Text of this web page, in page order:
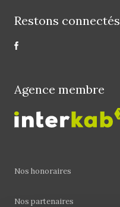
Restons connectés
Agence membre
Nos honoraires
Nos partenaires